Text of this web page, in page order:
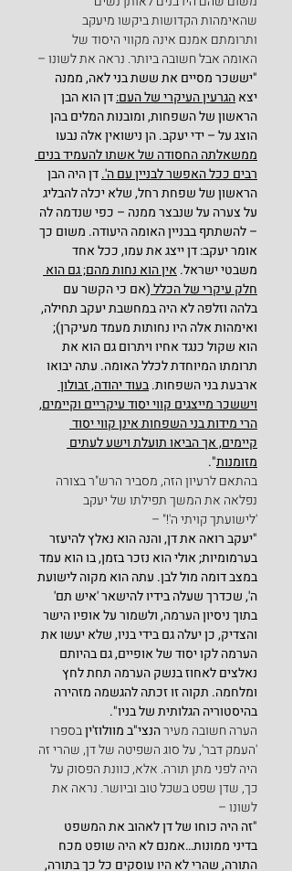
שהאימהות הקדושות ביקשו מיעקב
ותרומתם אמנם אינה מקווי היסוד של
האומה אבל חשובה ביותר. נראה את לשונו –
"יששכר מסיים את ששת בני לאה, ממנה
יצא הגרעין העיקרי של העם: דן הוא הבן
הראשון של השפחות, ומובנות המלים בהן
הוצג על – ידי יעקב. הן נישואין אלה נבעו
ממשאלתה החסודה של אשתו להעמיד בנים
רבים ככל האפשר לבניין עם ה'. דן היה הבן
הראשון של שפחת רחל, שלא יכלה להבליג
על צערה על שנבצר ממנה – כפי שנדמה לה
– להשתתף בבניין האומה היעודה. משום כך
אומר יעקב: דן ייצג את עמו, ככל אחד
משבטי ישראל. אין הוא נחות מהם; גם הוא
חלק עיקרי של הכלל (אם כי הקשר עם
בלהה וזלפה לא היה במחשבת יעקב תחילה,
ואימהות אלה היו נחותות מעמד מעיקרן);
הוא שקול כנגד אחיו ויתרום גם הוא את
תרומתו המיוחדת לכלל האומה. עתה יבואו
ארבעת בני השפחות. בעוד יהודה, זבולון
ויששכר מייצגים קווי יסוד עיקריים וקיימים,
הרי מידות בני השפחות אינן קווי יסוד
קיימים, אך הביאו תועלת וישע לעתים
מזומנות".
בהתאם לרעיון הזה, מסביר הרש"ר בצורה
נפלאה את המשך תפילתו של יעקב
'לישועתך קויתי ה'!" –
"יעקב רואה את דן, והנה הוא נאלץ להיעזר
בערמומיות; אולי הוא נזכר בזמן, בו הוא עמד
במצב דומה מול לבן. עתה הוא מקוה לישועת
ה', שכדרך שעלה בידיו להישאר 'איש תם'
בתוך ניסיון הערמה, ולשמור על אופיו הישר
והצדיק, כן יעלה גם בידי בניו, שלא יעשו את
הערמה לקו יסוד של אופיים, גם בהיותם
נאלצים לאחוז בנשק הערמה תחת לחץ
ומלחמה. תקוה זו זכתה להגשמה מזהירה
בהיסטוריה הגלותית של בניו".
הערה חשובה מעיר הנצי"ב מוולוז'ין בספרו
'העמק דבר', על סוג השפיטה של דן, שהרי זה
היה לפני מתן תורה. אלא, כוונת הפסוק על
כך, שדן שפט בשכל טוב וביושר. נראה את
לשונו –
"זה היה כוחו של דן לאהוב את המשפט
בדיני ממונות…אמנם לא היה שופט מכח
התורה, שהרי לא היו עוסקים כל כך בתורה,